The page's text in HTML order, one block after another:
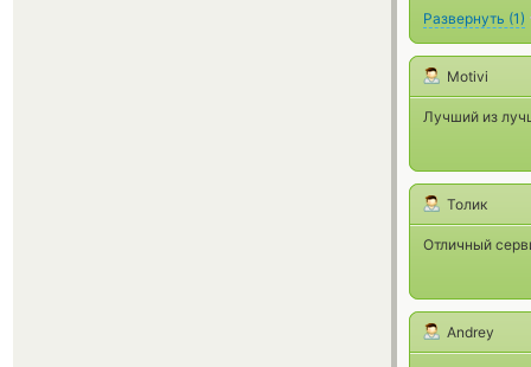
Развернуть (1)
Motivi
Лучший из
Толик
Отличный
Andrey